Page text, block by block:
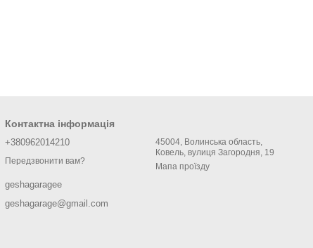
Контактна інформація
+380962014210
Передзвонити вам?
geshagaragee
geshagarage@gmail.com
45004, Волинська область,
Ковель, вулиця Загородня, 19
Мапа проїзду